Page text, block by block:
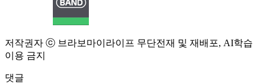
저작권자 ⓒ 브라보마이라이프 무단전재 및 재배포, AI학습
이용 금지
댓글